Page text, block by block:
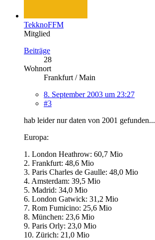
TekknoFFM
Mitglied
Beiträge
28
Wohnort
Frankfurt / Main
8. September 2003 um 23:27
#3
hab leider nur daten von 2001 gefunden...
Europa:
1. London Heathrow: 60,7 Mio
2. Frankfurt: 48,6 Mio
3. Paris Charles de Gaulle: 48,0 Mio
4. Amsterdam: 39,5 Mio
5. Madrid: 34,0 Mio
6. London Gatwick: 31,2 Mio
7. Rom Fumicino: 25,6 Mio
8. München: 23,6 Mio
9. Paris Orly: 23,0 Mio
10. Zürich: 21,0 Mio